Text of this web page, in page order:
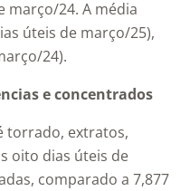
março/24. A média
úteis de março/25),
24).
e concentrados
torrado, extratos,
oito dias úteis de
comparado a 7,877